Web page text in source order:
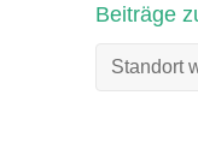
Beiträge